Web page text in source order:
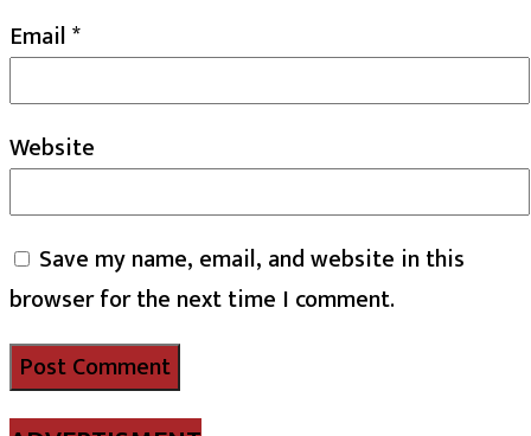
Email*
Website
Save my name, email, and website in this
browser for the next time I comment.